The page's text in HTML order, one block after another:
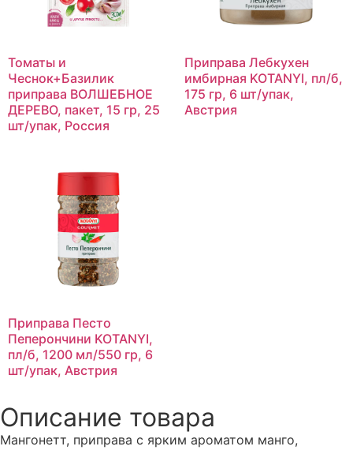
Томаты и
Чеснок+Базилик
приправа ВОЛШЕБНОЕ
ДЕРЕВО, пакет, 15 гр, 25
шт/упак, Россия
Приправа Лебкухен
имбирная KOTANYI, пл/б,
175 гр, 6 шт/упак,
Австрия
Приправа Песто
Пеперончини KOTANYI,
пл/б, 1200 мл/550 гр, 6
шт/упак, Австрия
Описание товара
Мангонетт, приправа с ярким ароматом манго,